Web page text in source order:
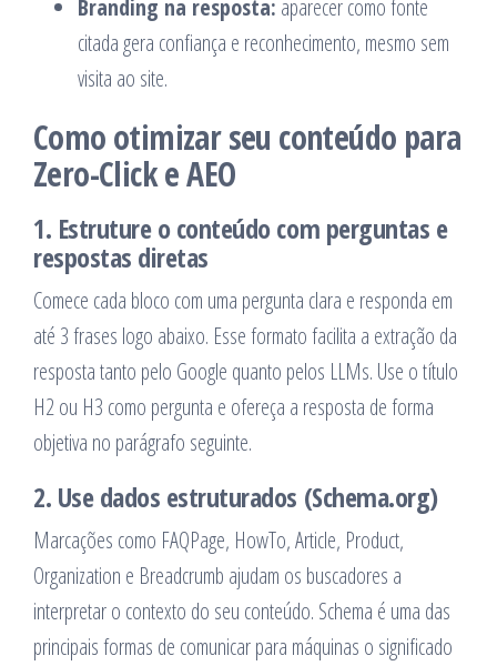
Branding na resposta: aparecer como fonte
citada gera confiança e reconhecimento, mesmo sem
visita ao site.
Como otimizar seu conteúdo para
Zero-Click e AEO
1. Estruture o conteúdo com perguntas e
respostas diretas
Comece cada bloco com uma pergunta clara e responda em
até 3 frases logo abaixo. Esse formato facilita a extração da
resposta tanto pelo Google quanto pelos LLMs. Use o título
H2 ou H3 como pergunta e ofereça a resposta de forma
objetiva no parágrafo seguinte.
2. Use dados estruturados (Schema.org)
Marcações como FAQPage, HowTo, Article, Product,
Organization e Breadcrumb ajudam os buscadores a
interpretar o contexto do seu conteúdo. Schema é uma das
principais formas de comunicar para máquinas o significado